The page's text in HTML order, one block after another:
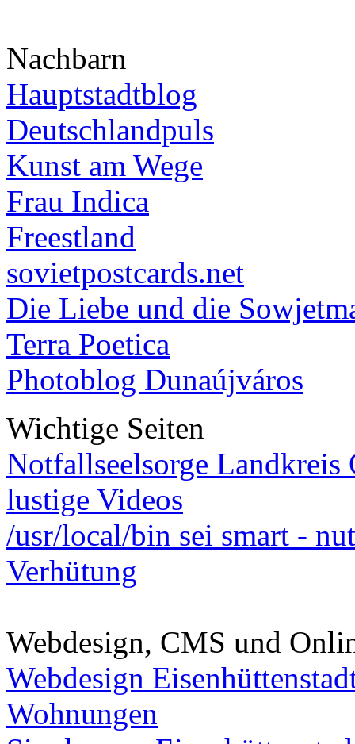
Nachbarn
Hauptstadtblog
Deutschlandpuls
Kunst am Wege
Frau Indica
Freestland
sovietpostcards.net
Die Liebe und die
Terra Poetica
Photoblog Dunaújváros
Wichtige Seiten
Notfallseelsorge Landkreis
lustige Videos
/usr/local/bin sei smart -
Verhütung
Webdesign, CMS und
Webdesign
Wohnungen